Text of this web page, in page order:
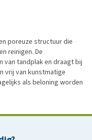
poreuze structuur die
reinigen. De
van tandplak en draagt bij
vrij van kunstmatige
als beloning worden